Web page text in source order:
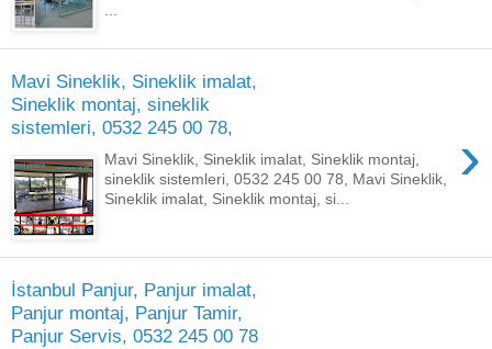
Mavi Sineklik, Sineklik imalat,
Sineklik montaj, sineklik
sistemleri, 0532 245 00 78,
›
Mavi Sineklik, Sineklik imalat, Sineklik montaj,
sineklik sistemleri, 0532 245 00 78, Mavi Sineklik,
Sineklik imalat, Sineklik montaj, si...
İstanbul Panjur, Panjur imalat,
Panjur montaj, Panjur Tamir,
Panjur Servis, 0532 245 00 78